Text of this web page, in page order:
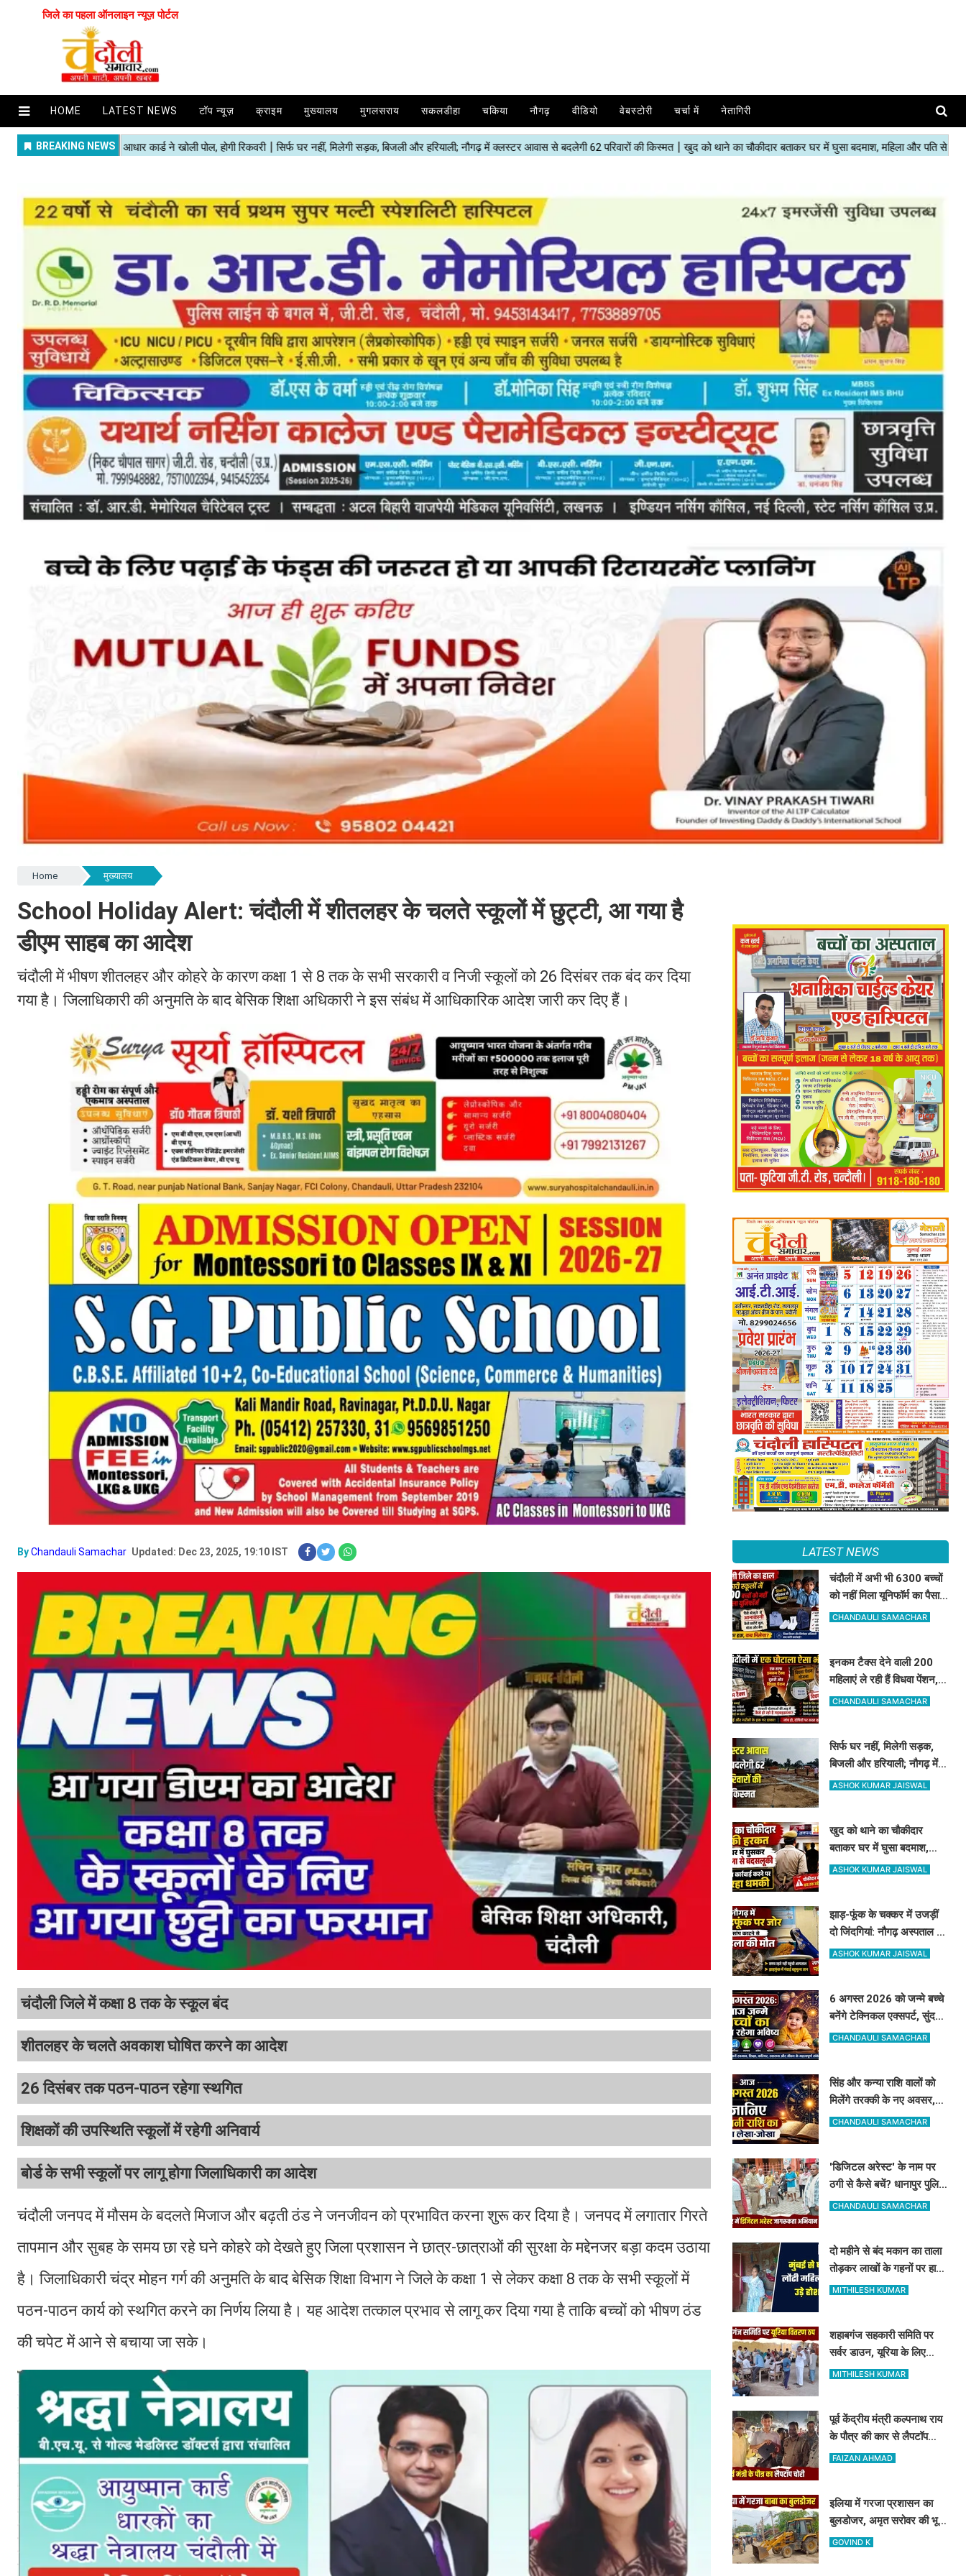
जिले का पहला ऑनलाइन न्यूज़ पोर्टल
HOME LATEST NEWS टॉप न्यूज़ क्राइम मुख्यालय मुगलसराय सकलडीहा चकिया नौगढ़ वीडियो वेबस्टोरी चर्चा में नेतागिरी
Home मुख्यालय
School Holiday Alert: चंदौली में शीतलहर के चलते स्कूलों में छुट्टी, आ गया है
डीएम साहब का आदेश
चंदौली में भीषण शीतलहर और कोहरे के कारण कक्षा 1 से 8 तक के सभी सरकारी व निजी स्कूलों को 26 दिसंबर तक बंद कर दिया
गया है। जिलाधिकारी की अनुमति के बाद बेसिक शिक्षा अधिकारी ने इस संबंध में आधिकारिक आदेश जारी कर दिए हैं।
ByChandauli Samachar Updated: Dec 23, 2025, 19:10 IST
चंदौली जिले में कक्षा 8 तक के स्कूल बंद
शीतलहर के चलते अवकाश घोषित करने का आदेश
26 दिसंबर तक पठन-पाठन रहेगा स्थगित
शिक्षकों की उपस्थिति स्कूलों में रहेगी अनिवार्य
बोर्ड के सभी स्कूलों पर लागू होगा जिलाधिकारी का आदेश
चंदौली जनपद में मौसम के बदलते मिजाज और बढ़ती ठंड ने जनजीवन को प्रभावित करना शुरू कर दिया है। जनपद में लगातार गिरते
तापमान और सुबह के समय छा रहे घने कोहरे को देखते हुए जिला प्रशासन ने छात्र-छात्राओं की सुरक्षा के मद्देनजर बड़ा कदम उठाया
है। जिलाधिकारी चंद्र मोहन गर्ग की अनुमति के बाद बेसिक शिक्षा विभाग ने जिले के कक्षा 1 से लेकर कक्षा 8 तक के सभी स्कूलों में
पठन-पाठन कार्य को स्थगित करने का निर्णय लिया है। यह आदेश तत्काल प्रभाव से लागू कर दिया गया है ताकि बच्चों को भीषण ठंड
की चपेट में आने से बचाया जा सके।
LATEST NEWS
चंदौली में अभी भी 6300 बच्चों
को नहीं मिला यूनिफॉर्म का पैसा,
अधिकारी दे रहे हैं ऐसी दलील
CHANDAULI SAMACHAR
इनकम टैक्स देने वाली 200
महिलाएं ले रही हैं विधवा पेंशन,
आधार कार्ड ने खोली पोल, होगी
CHANDAULI SAMACHAR
सिर्फ घर नहीं, मिलेगी सड़क,
बिजली और हरियाली; नौगढ़ में
क्लस्टर आवास से बदलेगी 62
ASHOK KUMAR JAISWAL
खुद को थाने का चौकीदार
बताकर घर में घुसा बदमाश,
महिला और पति से मारपीट, दांत
ASHOK KUMAR JAISWAL
झाड़-फूंक के चक्कर में उजड़ीं
दो जिंदगियां: नौगढ़ अस्पताल में
दवा थी, फिर भी नहीं बची गर्भवती
ASHOK KUMAR JAISWAL
6 अगस्त 2026 को जन्मे बच्चे
बनेंगे टेक्निकल एक्सपर्ट, सुंदर
रूप-रंग और करियर में मिलेगी
CHANDAULI SAMACHAR
सिंह और कन्या राशि वालों को
मिलेंगे तरक्की के नए अवसर,
जानिए अपनी राशि का पूरा
CHANDAULI SAMACHAR
'डिजिटल अरेस्ट' के नाम पर
ठगी से कैसे बचें? धानापुर पुलिस
ने दिए सुरक्षा टिप्स
CHANDAULI SAMACHAR
दो महीने से बंद मकान का ताला
तोड़कर लाखों के गहनों पर हाथ
साफ, मुंबई से लौटी महिला सन्न
MITHILESH KUMAR
शहाबगंज सहकारी समिति पर
सर्वर डाउन, यूरिया के लिए
दिनभर लाइन में लगकर खाली
MITHILESH KUMAR
पूर्व केंद्रीय मंत्री कल्पनाथ राय
के पौत्र की कार से लैपटॉप
चोरी, मोबाइल ट्रैकिंग से
FAIZAN AHMAD
इलिया में गरजा प्रशासन का
बुलडोजर, अमृत सरोवर की भूमि
से ढहाया गया 23 साल पुराना
GOVIND K